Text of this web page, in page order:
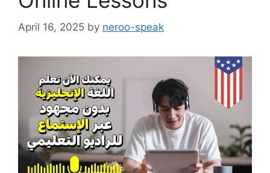
April 16, 2025 by neroo-speak